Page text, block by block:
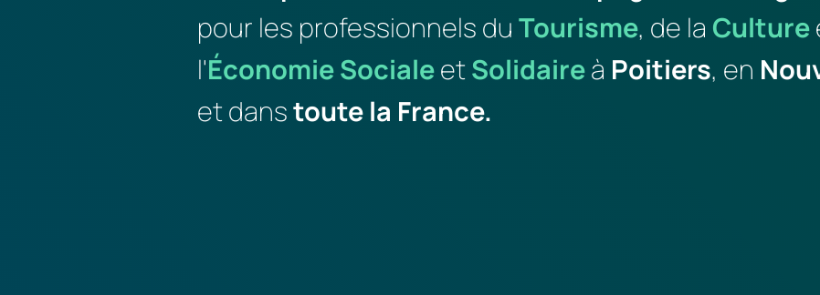
pour les professionnels du Tourisme, de la Culture
l'Économie SocialeetSolidaire à Poitiers, en
et dans toute la France.